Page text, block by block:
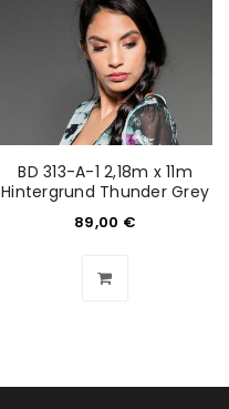
BD 313-A-1 2,18m x 11m
Hintergrund Thunder Grey
89,00 €